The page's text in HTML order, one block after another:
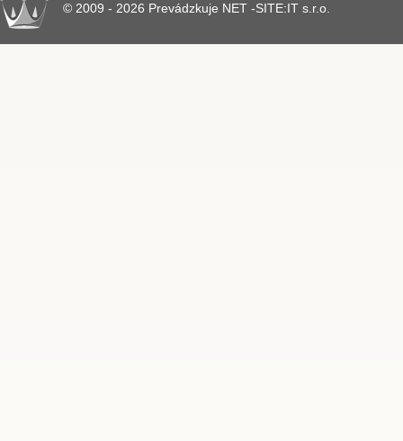
© 2009 - 2026 Prevádzkuje NET -SITE:IT s.r.o.